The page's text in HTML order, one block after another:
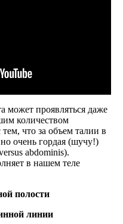
может проявляться даже
количеством
что за объем талии в
очень гордая (шучу!)
abdominis).
в нашем теле
полости
линии